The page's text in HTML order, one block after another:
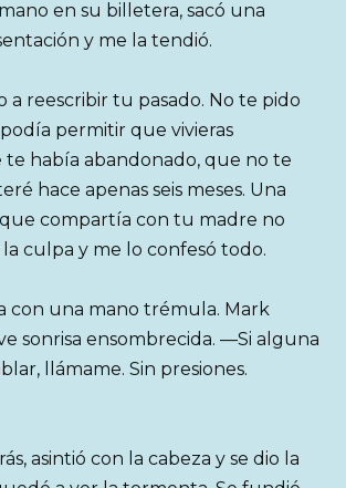
en su billetera, sacó una
y me la tendió.
a reescribir tu pasado. No te pido
permitir que vivieras
te había abandonado, que no te
hace apenas seis meses. Una
compartía con tu madre no
culpa y me lo confesó todo.
con una mano trémula. Mark
sonrisa ensombrecida. —Si alguna
llámame. Sin presiones.
asintió con la cabeza y se dio la